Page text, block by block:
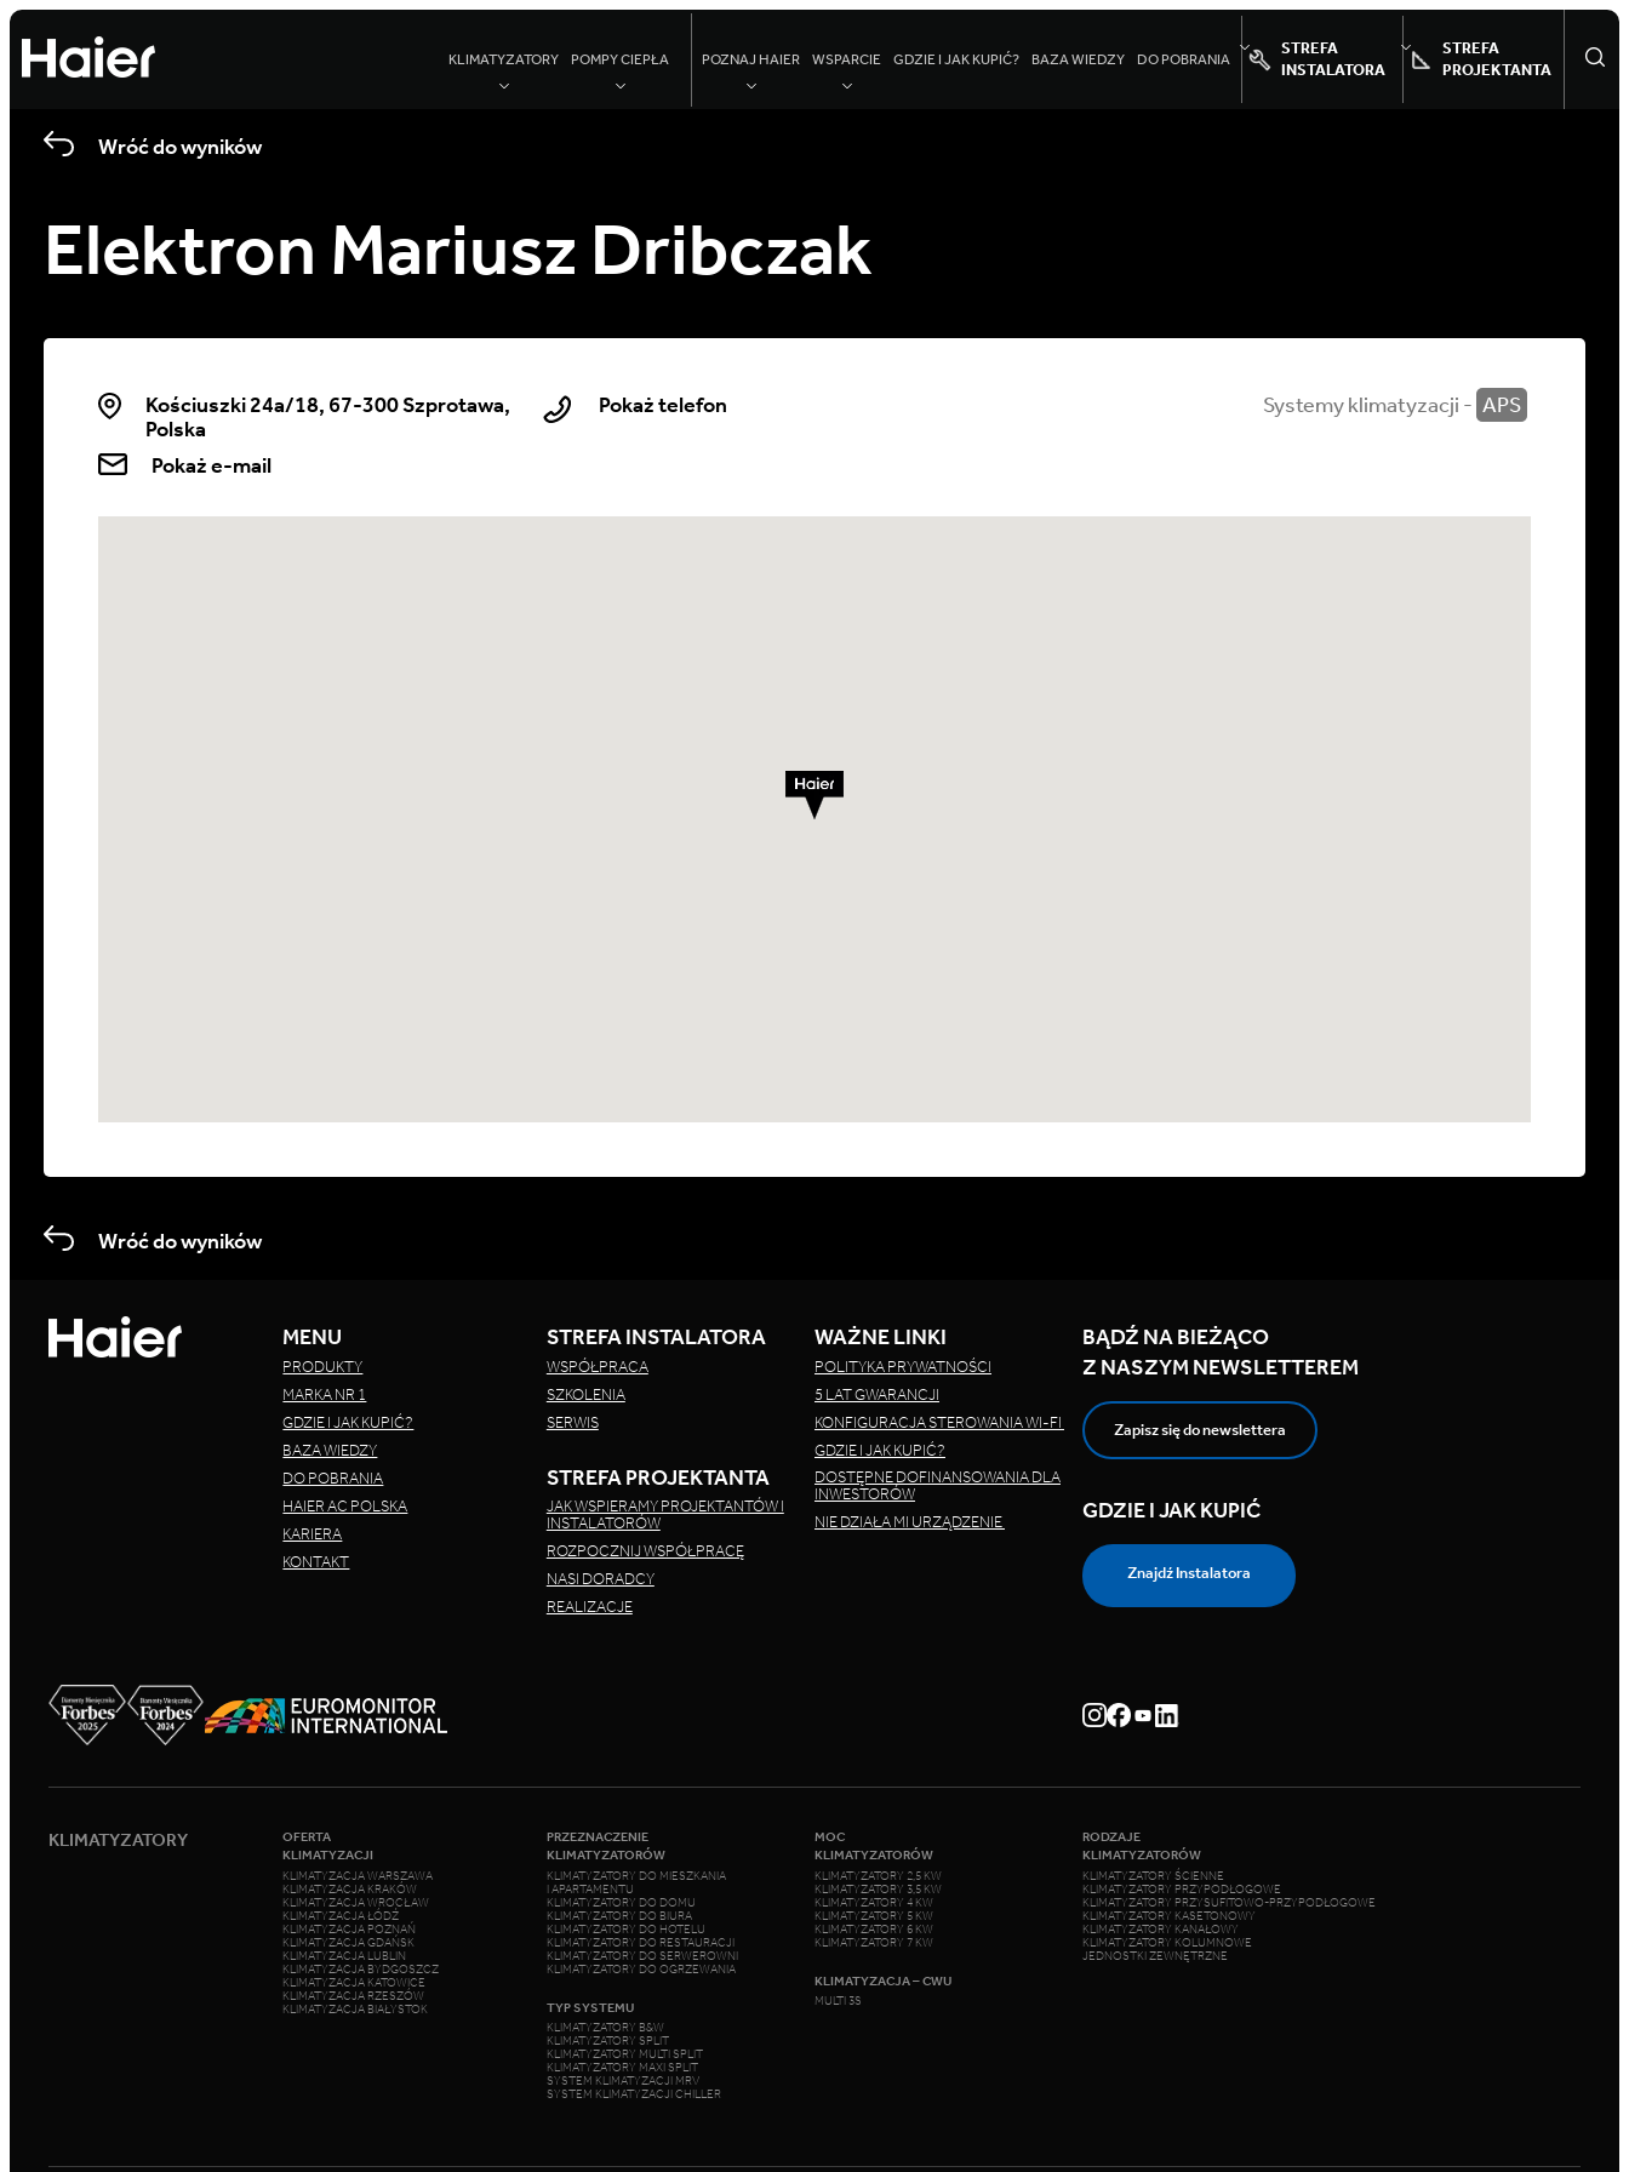
KLIMATYZATORY POMPY CIEPŁA POZNAJ HAIER WSPARCIE GDZIE I JAK KUPIĆ? BAZA WIEDZY DO POBRANIA
STREFA
INSTALATORA
STREFA
PROJEKTANTA
Wróć do wyników
Elektron Mariusz Dribczak
Kościuszki 24a/18, 67-300 Szprotawa,
Polska
Pokaż telefon
Pokaż e-mail
Systemy klimatyzacji - APS
Wróć do wyników
MENU
PRODUKTY
MARKA NR 1
GDZIE I JAK KUPIĆ?
BAZA WIEDZY
DO POBRANIA
HAIER AC POLSKA
KARIERA
KONTAKT
STREFA INSTALATORA
WSPÓŁPRACA
SZKOLENIA
SERWIS
STREFA PROJEKTANTA
JAK WSPIERAMY PROJEKTANTÓW I
INSTALATORÓW
ROZPOCZNIJ WSPÓŁPRACĘ
NASI DORADCY
REALIZACJE
WAŻNE LINKI
POLITYKA PRYWATNOŚCI
5 LAT GWARANCJI
KONFIGURACJA STEROWANIA WI-FI
GDZIE I JAK KUPIĆ?
DOSTĘPNE DOFINANSOWANIA DLA
INWESTORÓW
NIE DZIAŁA MI URZĄDZENIE
BĄDŹ NA BIEŻĄCO
Z NASZYM NEWSLETTEREM
Zapisz się do newslettera
GDZIE I JAK KUPIĆ
Znajdź Instalatora
KLIMATYZATORY
OFERTA
KLIMATYZACJI
KLIMATYZACJA WARSZAWA
KLIMATYZACJA KRAKÓW
KLIMATYZACJA WROCŁAW
KLIMATYZACJA ŁÓDŹ
KLIMATYZACJA POZNAŃ
KLIMATYZACJA GDAŃSK
KLIMATYZACJA LUBLIN
KLIMATYZACJA BYDGOSZCZ
KLIMATYZACJA KATOWICE
KLIMATYZACJA RZESZÓW
KLIMATYZACJA BIAŁYSTOK
PRZEZNACZENIE
KLIMATYZATORÓW
KLIMATYZATORY DO MIESZKANIA
I APARTAMENTU
KLIMATYZATORY DO DOMU
KLIMATYZATORY DO BIURA
KLIMATYZATORY DO HOTELU
KLIMATYZATORY DO RESTAURACJI
KLIMATYZATORY DO SERWEROWNI
KLIMATYZATORY DO OGRZEWANIA
TYP SYSTEMU
KLIMATYZATORY B&W
KLIMATYZATORY SPLIT
KLIMATYZATORY MULTI SPLIT
KLIMATYZATORY MAXI SPLIT
SYSTEM KLIMATYZACJI MRV
SYSTEM KLIMATYZACJI CHILLER
MOC
KLIMATYZATORÓW
KLIMATYZATORY 2,5 KW
KLIMATYZATORY 3,5 KW
KLIMATYZATORY 4 KW
KLIMATYZATORY 5 KW
KLIMATYZATORY 6 KW
KLIMATYZATORY 7 KW
KLIMATYZACJA – CWU
MULTI 3S
RODZAJE
KLIMATYZATORÓW
KLIMATYZATORY ŚCIENNE
KLIMATYZATORY PRZYPODŁOGOWE
KLIMATYZATORY PRZYSUFITOWO-PRZYPODŁOGOWE
KLIMATYZATORY KASETONOWY
KLIMATYZATORY KANAŁOWY
KLIMATYZATORY KOLUMNOWE
JEDNOSTKI ZEWNĘTRZNE